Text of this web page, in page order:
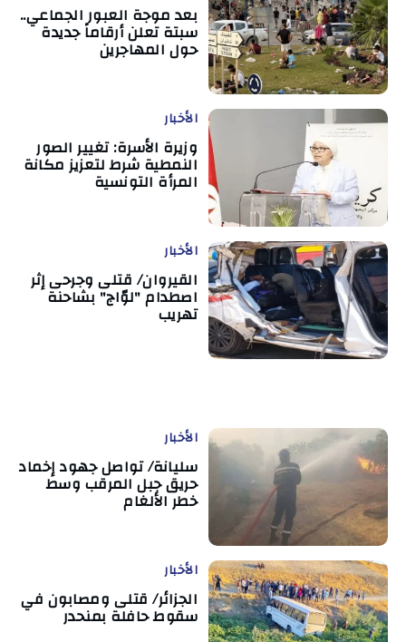
بعد موجة العبور الجماعي..
سبتة تعلن أرقاماً جديدة
حول المهاجرين
الأخبار
وزيرة الأسرة: تغيير الصور
النمطية شرط لتعزيز مكانة
المرأة التونسية
الأخبار
القيروان/ قتلى وجرحى إثر
اصطدام "لوّاج" بشاحنة
تهريب
الأخبار
سليانة/ تواصل جهود إخماد
حريق جبل المرقب وسط
خطر الألغام
الأخبار
الجزائر/ قتلى ومصابون في
سقوط حافلة بمنحدر